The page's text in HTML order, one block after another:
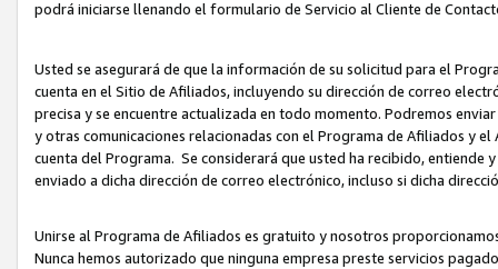
podrá iniciarse llenando el formulario de Servicio al Cliente de
Usted se asegurará de que la información de su solicitud para el
cuenta en el Sitio de Afiliados, incluyendo su dirección de correo
precisa y se encuentre actualizada en todo momento. Podremos
y otras comunicaciones relacionadas con el Programa de Afiliados y
cuenta del Programa. Se considerará que usted ha recibido, entiende
enviado a dicha dirección de correo electrónico, incluso si dicha
Unirse al Programa de Afiliados es gratuito y nosotros
Nunca hemos autorizado que ninguna empresa preste servicios